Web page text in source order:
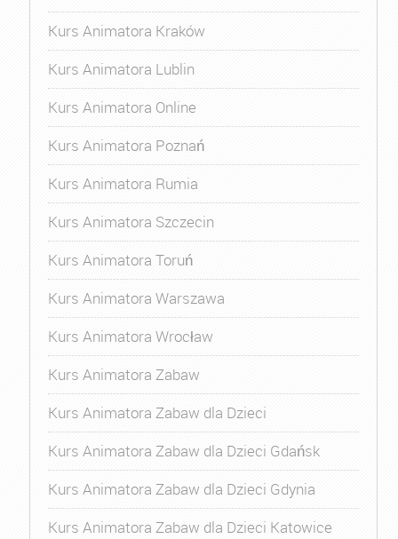
Kurs Animatora Kraków
Kurs Animatora Lublin
Kurs Animatora Online
Kurs Animatora Poznań
Kurs Animatora Rumia
Kurs Animatora Szczecin
Kurs Animatora Toruń
Kurs Animatora Warszawa
Kurs Animatora Wrocław
Kurs Animatora Zabaw
Kurs Animatora Zabaw dla Dzieci
Kurs Animatora Zabaw dla Dzieci Gdańsk
Kurs Animatora Zabaw dla Dzieci Gdynia
Kurs Animatora Zabaw dla Dzieci Katowice